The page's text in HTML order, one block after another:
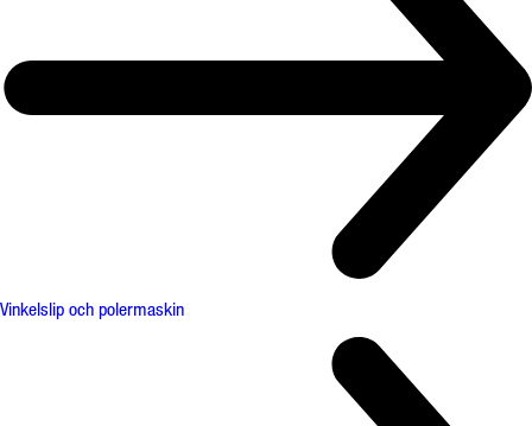
Vinkelslip och polermaskin